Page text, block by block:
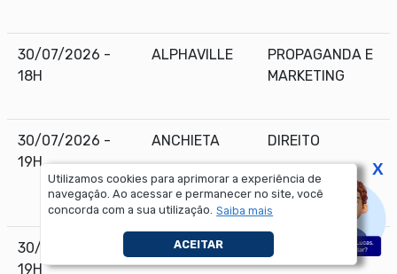
Utilizamos cookies para aprimorar a experiência de
navegação. Ao acessar e permanecer no site, você
concorda com a sua utilização. Saiba mais
ACEITAR
30/07/2026 -
18H
ALPHAVILLE
PROPAGANDA E
MARKETING
30/07/2026 -
19H
ANCHIETA DIREITO
30/07/2026 -
19H
ANCHIETA
X